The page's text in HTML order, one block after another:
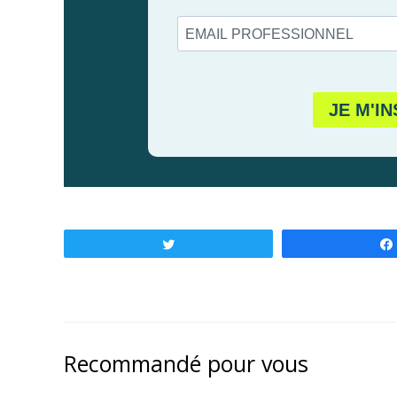
Recommandé pour vous